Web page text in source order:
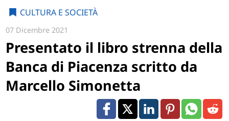
CULTURA E SOCIETÀ
07 Dicembre 2021
Presentato il libro strenna della
Banca di Piacenza scritto da
Marcello Simonetta